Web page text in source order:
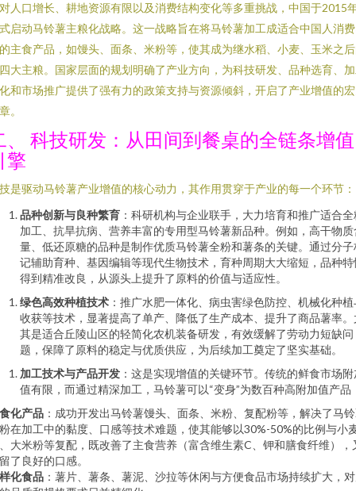
人口增长、耕地资源有限以及消费结构变化等多重挑战，中国于2015
启动马铃薯主粮化战略。这一战略旨在将马铃薯加工成适合中国人消
主食产品，如馒头、面条、米粉等，使其成为继水稻、小麦、玉米之
大主粮。国家层面的规划明确了产业方向，为科技研发、品种选育、
和市场推广提供了强有力的政策支持与资源倾斜，开启了产业增值的
。
、 科技研发：从田间到餐桌的全链条增值
擎
是驱动马铃薯产业增值的核心动力，其作用贯穿于产业的每一个环节：
品种创新与良种繁育 ：科研机构与企业联手，大力培育和推广适合
加工、抗旱抗病、营养丰富的专用型马铃薯新品种。例如，高干物质
量、低还原糖的品种是制作优质马铃薯全粉和薯条的关键。通过分子
记辅助育种、基因编辑等现代生物技术，育种周期大大缩短，品种特
得到精准改良，从源头上提升了原料的价值与适应性。
绿色高效种植技术 ：推广水肥一体化、病虫害绿色防控、机械化种
收获等技术，显著提高了单产、降低了生产成本、提升了商品薯率。
其是适合丘陵山区的轻简化农机装备研发，有效缓解了劳动力短缺问
题，保障了原料的稳定与优质供应，为后续加工奠定了坚实基础。
加工技术与产品开发 ：这是实现增值的关键环节。传统的鲜食市场
值有限，而通过精深加工，马铃薯可以“变身”为数百种高附加值产品
化产品 ：成功开发出马铃薯馒头、面条、米粉、复配粉等，解决了马
在加工中的黏度、口感等技术难题，使其能够以30%-50%的比例与小
大米粉等复配，既改善了主食营养（富含维生素C、钾和膳食纤维），
了良好的口感。
化食品 ：薯片、薯条、薯泥、沙拉等休闲与方便食品市场持续扩大，